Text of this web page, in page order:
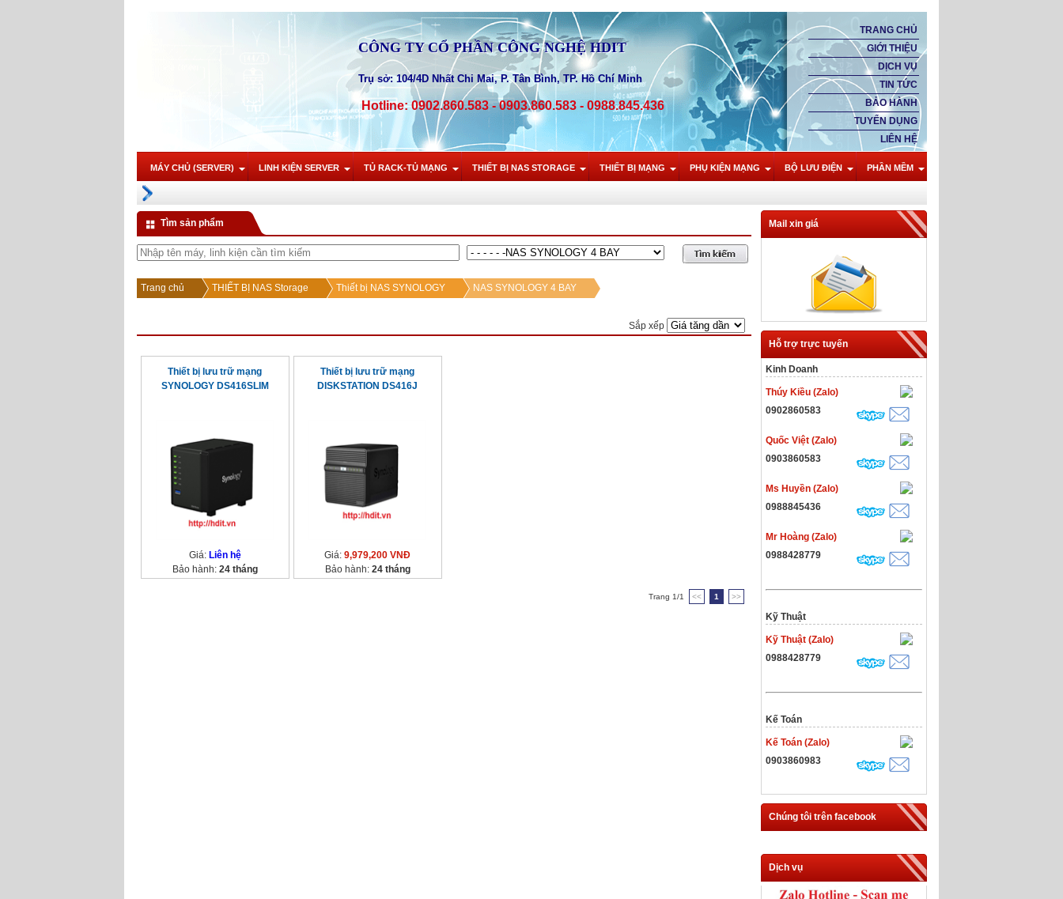
CÔNG TY CỔ PHẦN CÔNG NGHỆ HDIT
Trụ sở: 104/4D Nhất Chi Mai, P. Tân Bình, TP. Hồ Chí Minh
Hotline: 0902.860.583 - 0903.860.583 - 0988.845.436
TRANG CHỦ
GIỚI THIỆU
DỊCH VỤ
TIN TỨC
BẢO HÀNH
TUYỂN DỤNG
LIÊN HỆ
MÁY CHỦ (SERVER) LINH KIỆN SERVER TỦ RACK-TỦ MẠNG THIẾT BỊ NAS STORAGE THIẾT BỊ MẠNG PHỤ KIỆN MẠNG BỘ LƯU ĐIỆN PHẦN MỀM
Tìm sản phẩm
Trang chủ THIẾT BỊ NAS Storage Thiết bị NAS SYNOLOGY NAS SYNOLOGY 4 BAY
Sắp xếp
Thiết bị lưu trữ mạng
SYNOLOGY DS416SLIM
Giá: Liên hệ
Bảo hành: 24 tháng
Thiết bị lưu trữ mạng
DISKSTATION DS416J
Giá: 9,979,200 VNĐ
Bảo hành: 24 tháng
Trang 1/1 << 1 >>
Mail xin giá
Hỗ trợ trực tuyến
Kinh Doanh
Thúy Kiều (Zalo)
0902860583
Quốc Việt (Zalo)
0903860583
Ms Huyền (Zalo)
0988845436
Mr Hoàng (Zalo)
0988428779
Kỹ Thuật
Kỹ Thuật (Zalo)
0988428779
Kế Toán
Kế Toán (Zalo)
0903860983
Chúng tôi trên facebook
Dịch vụ